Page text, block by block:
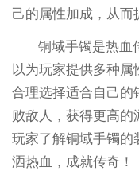
己的属性加成，从而
铜域手镯是热血
以为玩家提供多种
合理选择适合自己的
败敌人，获得更高
玩家了解铜域手镯的
洒热血，成就传奇！